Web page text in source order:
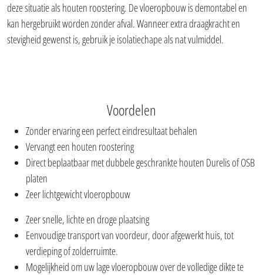
deze situatie als houten roostering. De vloeropbouw is demontabel en
kan hergebruikt worden zonder afval. Wanneer extra draagkracht en
stevigheid gewenst is, gebruik je isolatiechape als nat vulmiddel.
Voordelen
Zonder ervaring een perfect eindresultaat behalen
Vervangt een houten roostering
Direct beplaatbaar met dubbele geschrankte houten Durelis of OSB
platen
Zeer lichtgewicht vloeropbouw
Zeer snelle, lichte en droge plaatsing
Eenvoudige transport van voordeur, door afgewerkt huis, tot
verdieping of zolderruimte.
Mogelijkheid om uw lage vloeropbouw over de volledige dikte te